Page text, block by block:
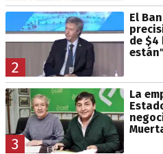
2
El
de $4
están"
3
La